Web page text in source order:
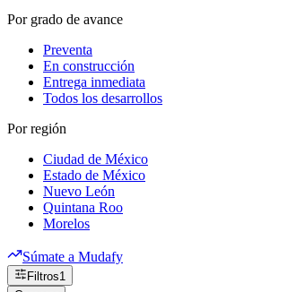
Por grado de avance
Preventa
En construcción
Entrega inmediata
Todos los desarrollos
Por región
Ciudad de México
Estado de México
Nuevo León
Quintana Roo
Morelos
Súmate a Mudafy
Filtros1